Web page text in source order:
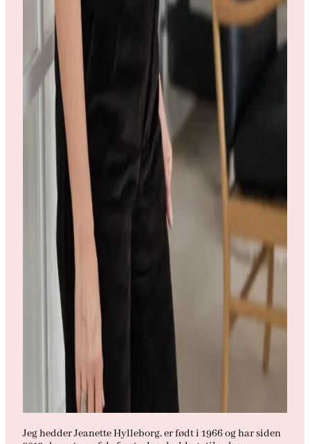
Jeg hedder Jeanette Hylleborg, er født i 1966 og har siden